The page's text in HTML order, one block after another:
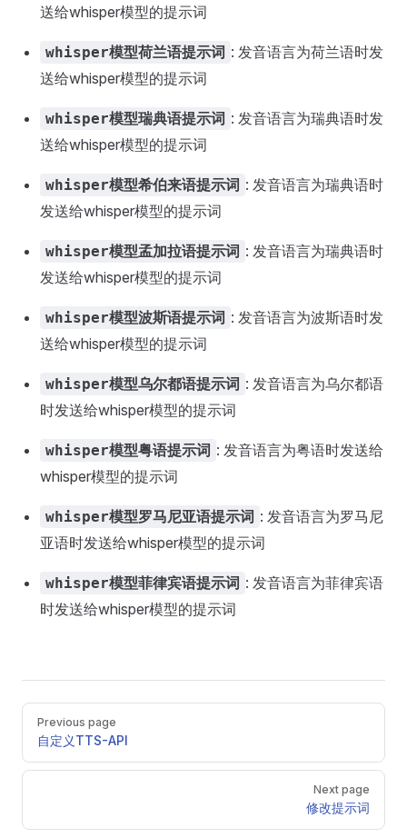
送给whisper模型的提示词
whisper模型荷兰语提示词 : 发音语言为荷兰语时发
送给whisper模型的提示词
whisper模型瑞典语提示词 : 发音语言为瑞典语时发
送给whisper模型的提示词
whisper模型希伯来语提示词 : 发音语言为瑞典语时
发送给whisper模型的提示词
whisper模型孟加拉语提示词 : 发音语言为瑞典语时
发送给whisper模型的提示词
whisper模型波斯语提示词 : 发音语言为波斯语时发
送给whisper模型的提示词
whisper模型乌尔都语提示词 : 发音语言为乌尔都语
时发送给whisper模型的提示词
whisper模型粤语提示词 : 发音语言为粤语时发送给
whisper模型的提示词
whisper模型罗马尼亚语提示词 : 发音语言为罗马尼
亚语时发送给whisper模型的提示词
whisper模型菲律宾语提示词 : 发音语言为菲律宾语
时发送给whisper模型的提示词
Pager
Previous page
自定义TTS-API
Next page
修改提示词